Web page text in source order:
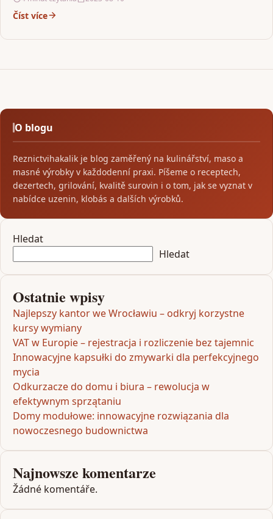
Číst více
O blogu
Reznictvihakalik je blog zaměřený na kulinářství, maso a
masné výrobky v každodenní praxi. Píšeme o receptech,
dezertech, grilování, kvalitě surovin i o tom, jak se vyznat v
nabídce uzenin, klobás a dalších výrobků.
Hledat
Hledat
Ostatnie wpisy
Najlepszy kantor we Wrocławiu – odkryj korzystne
kursy wymiany
VAT w Europie – rejestracja i rozliczenie bez tajemnic
Innowacyjne kapsułki do zmywarki dla perfekcyjnego
mycia
Odkurzacze do domu i biura – rewolucja w
efektywnym sprzątaniu
Domy modułowe: innowacyjne rozwiązania dla
nowoczesnego budownictwa
Najnowsze komentarze
Žádné komentáře.